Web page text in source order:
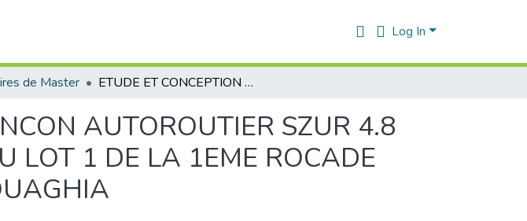
Log In
de Master ETUDE ET CONCEPTION D'UN TRONCON AUTOROUTIER SZUR 4.8 KM DU PK 17+300 AU PK22+100 DU LOT 1 DE LA 1EME ROCADE D'ALGER KHEMIS MILIANA+BERROUAGHIA
AUTOROUTIER SZUR 4.8
LOT 1 DE LA 1EME ROCADE